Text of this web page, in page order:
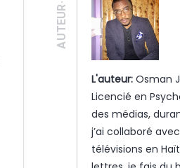
AUTEUR·E
L'auteur:Osman
Licencié en
des médias,
j’ai collaboré
télévisions en